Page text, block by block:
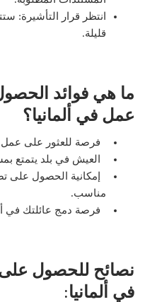
انتظر قرار التأشيرة:
قليلة.
ما هي فوائد
عمل في ألمانيا؟
فرصة للعثور على
العيش في بلد يتمتع
إمكانية الحصول على
مناسب.
فرصة دمج عائلتك في
نصائح للحصول
في ألمانيا: